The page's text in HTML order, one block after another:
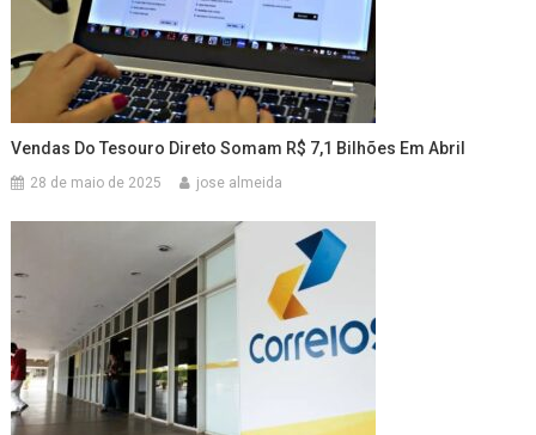
Vendas Do Tesouro Direto Somam R$ 7,1 Bilhões Em Abril
28 de maio de 2025 jose almeida